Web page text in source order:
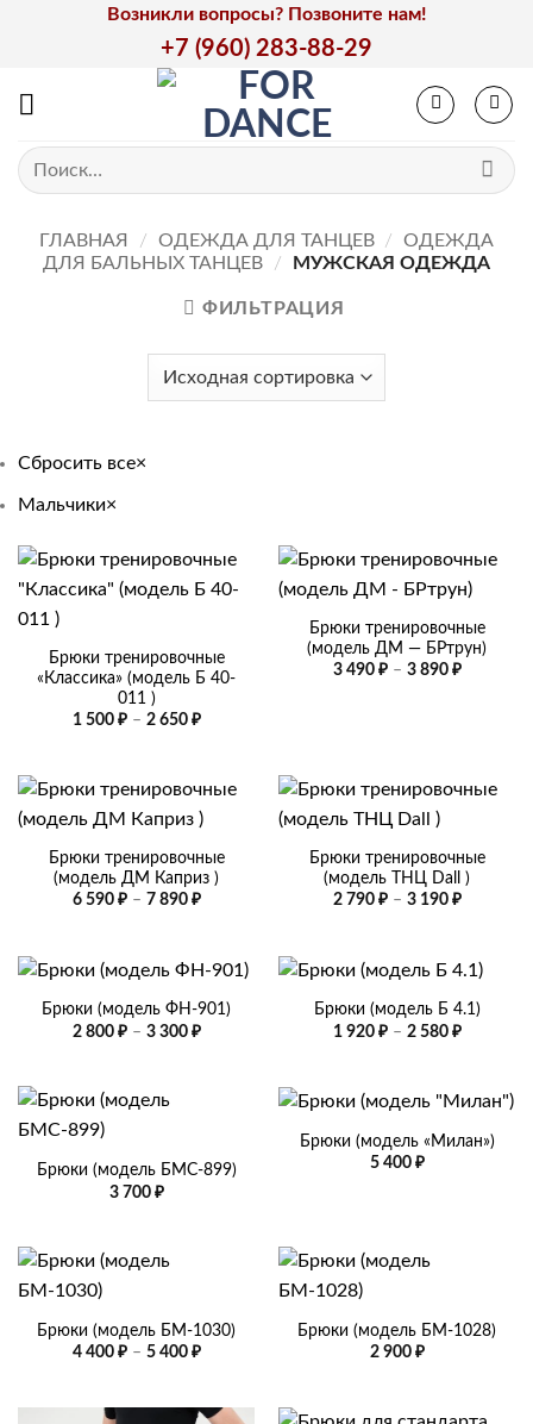
Возникли вопросы? Позвоните нам!
+7 (960) 283-88-29
Искать:
ГЛАВНАЯ / ОДЕЖДА ДЛЯ ТАНЦЕВ /
ОДЕЖДА
ДЛЯ БАЛЬНЫХ ТАНЦЕВ
/ МУЖСКАЯ ОДЕЖДА
ФИЛЬТРАЦИЯ
Сбросить все×
Мальчики×
Брюки тренировочные
«Классика» (модель Б 40-
011 )
1 500 ₽ – 2 650 ₽Диапазон
2
650 ₽
Брюки тренировочные
(модель ДМ — БРтрун)
3 490 ₽ – 3 890 ₽
Брюки тренировочные
(модель ДМ Каприз )
6 590 ₽ – 7 890 ₽Диапазон
–
7
Брюки тренировочные
(модель ТНЦ Dall )
2 790 ₽ – 3 190 ₽
–
3
Брюки (модель ФН-901)
2 800 ₽ – 3 300 ₽Диапазон
Брюки (модель Б 4.1)
1 920 ₽ – 2 580 ₽
2
Брюки (модель БМС-899)
3 700 ₽
Брюки (модель «Милан»)
5 400 ₽
Брюки (модель БМ-1030)
4 400 ₽ – 5 400 ₽Диапазон
–
Брюки (модель БМ-1028)
2 900 ₽